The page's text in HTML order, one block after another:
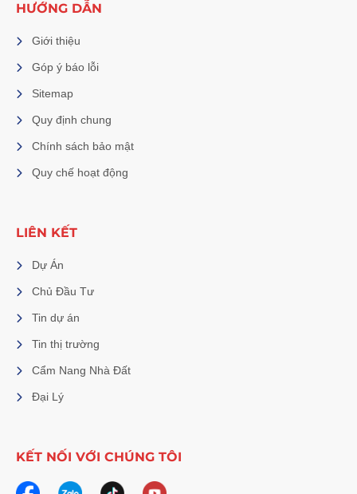
HƯỚNG DẪN
Giới thiệu
Góp ý báo lỗi
Sitemap
Quy định chung
Chính sách bảo mật
Quy chế hoạt động
LIÊN KẾT
Dự Án
Chủ Đầu Tư
Tin dự án
Tin thị trường
Cẩm Nang Nhà Đất
Đại Lý
KẾT NỐI VỚI CHÚNG TÔI